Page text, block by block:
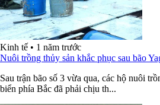
Kinh tế • 1 năm trước
Nuôi trồng thủy sản khắc phục sau bão
Sau trận bão số 3 vừa qua, các hộ nuôi
biển phía Bắc đã phải chịu th...